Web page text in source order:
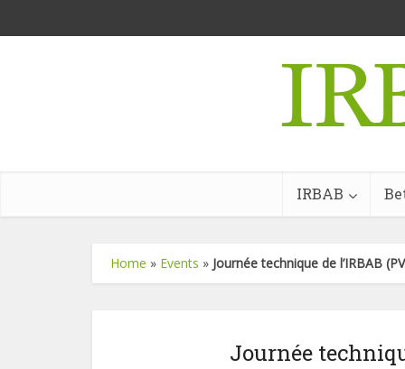
IRBAB
Home » Events » Journée technique de l’IRBAB
Journée